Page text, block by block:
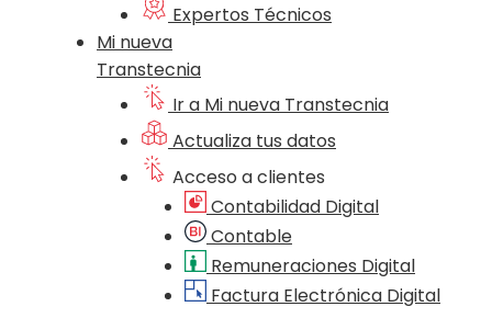
Expertos Técnicos
Mi nueva
Transtecnia
Ir a Mi nueva Transtecnia
Actualiza tus datos
Acceso a clientes
Contabilidad Digital
Contable
Remuneraciones Digital
Factura Electrónica Digital